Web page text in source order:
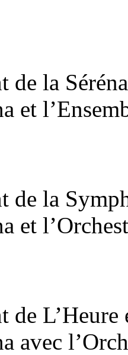
de la
et
de la
et
de
avec